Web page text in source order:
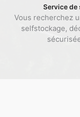
Service de
Vous recherchez
selfstockage,